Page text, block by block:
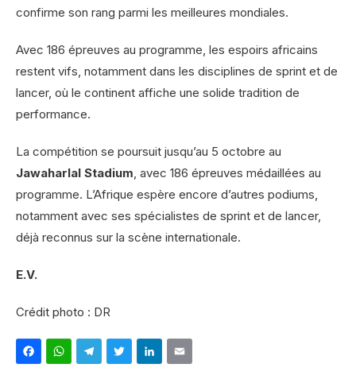
confirme son rang parmi les meilleures mondiales.
Avec 186 épreuves au programme, les espoirs africains
restent vifs, notamment dans les disciplines de sprint et de
lancer, où le continent affiche une solide tradition de
performance.
La compétition se poursuit jusqu’au 5 octobre au
Jawaharlal Stadium, avec 186 épreuves médaillées au
programme. L’Afrique espère encore d’autres podiums,
notamment avec ses spécialistes de sprint et de lancer,
déjà reconnus sur la scène internationale.
E.V.
Crédit photo : DR
Facebook
WhatsApp
Telegram
Twitter
LinkedIn